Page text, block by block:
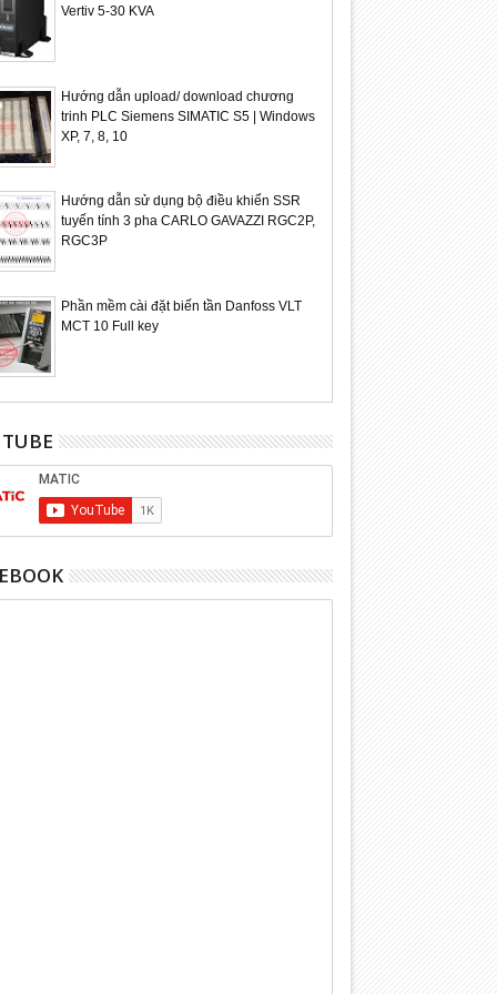
Vertiv 5-30 KVA
Hướng dẫn upload/ download chương
trinh PLC Siemens SIMATIC S5 | Windows
XP, 7, 8, 10
Hướng dẫn sử dụng bộ điều khiển SSR
tuyến tính 3 pha CARLO GAVAZZI RGC2P,
RGC3P
Phần mềm cài đặt biến tần Danfoss VLT
MCT 10 Full key